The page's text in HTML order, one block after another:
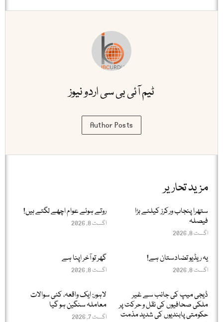
ٹیم آئی بی سی اردو نیوز
Author Posts
مزید تحاریر
ستھرا پنجاب ورکرز کیلئے بڑا
فیصلہ
اگست 8, 2026
روتے ہوئے عوام اچھے لگتے ہیں!
اگست 8, 2026
یہ ریڈیو تضادستان ہے!
اگست 8, 2026
گھر تو آخر اپنا ہے
اگست 8, 2026
ڈیجی میپ کی جانب سے غیر
ملکی صحافیوں کی نقل و حرکت پر
حکومتی پابندیوں کی شدید مذمت
لاہور: ایک واقعہ، کئی سوالات
معاملہ سنگین ہو گیا
اگست 7, 2026